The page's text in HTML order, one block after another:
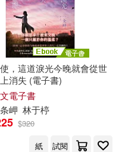
り(1)
，這道淚光今晚就會從世
消失 (電子書)
電子書
岬 林于楟
$320
紙
試閱